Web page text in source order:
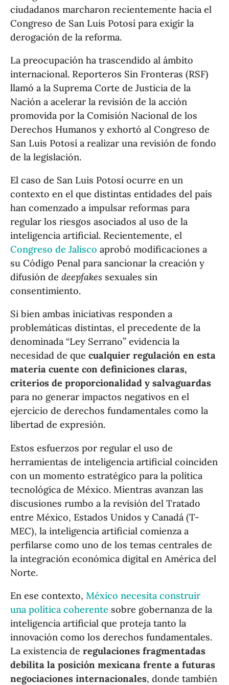
ciudadanos marcharon recientemente hacia el
Congreso de San Luis Potosí para exigir la
derogación de la reforma.
La preocupación ha trascendido al ámbito
internacional. Reporteros Sin Fronteras (RSF)
llamó a la Suprema Corte de Justicia de la
Nación a acelerar la revisión de la acción
promovida por la Comisión Nacional de los
Derechos Humanos y exhortó al Congreso de
San Luis Potosí a realizar una revisión de fondo
de la legislación.
El caso de San Luis Potosí ocurre en un
contexto en el que distintas entidades del país
han comenzado a impulsar reformas para
regular los riesgos asociados al uso de la
inteligencia artificial. Recientemente, el
Congreso de Jalisco aprobó modificaciones a
su Código Penal para sancionar la creación y
difusión dedeepfakes sexuales sin
consentimiento.
Si bien ambas iniciativas responden a
problemáticas distintas, el precedente de la
denominada “Ley Serrano” evidencia la
necesidad de quecualquier regulación en esta
materia cuente con definiciones claras,
criterios de proporcionalidad y salvaguardas
para no generar impactos negativos en el
ejercicio de derechos fundamentales como la
libertad de expresión.
Estos esfuerzos por regular el uso de
herramientas de inteligencia artificial coinciden
con un momento estratégico para la política
tecnológica de México. Mientras avanzan las
discusiones rumbo a la revisión del Tratado
entre México, Estados Unidos y Canadá (T-
MEC), la inteligencia artificial comienza a
perfilarse como uno de los temas centrales de
la integración económica digital en América del
Norte.
En ese contexto,México necesita construir
una política coherente sobre gobernanza de la
inteligencia artificial que proteja tanto la
innovación como los derechos fundamentales.
La existencia deregulaciones fragmentadas
debilita la posición mexicana frente a futuras
negociaciones internacionales, donde también